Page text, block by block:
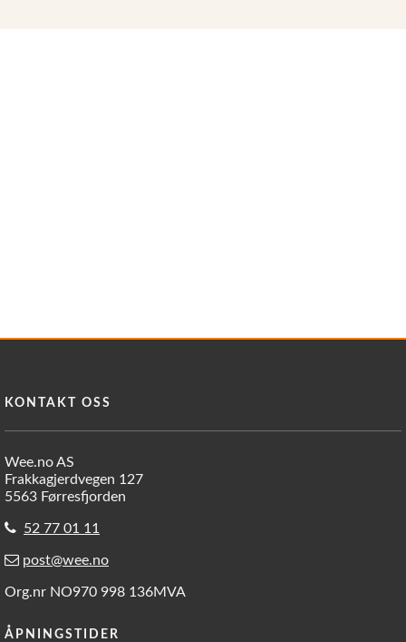
KONTAKT OSS
Wee.no AS
Frakkagjerdvegen 127
5563 Førresfjorden
52 77 01 11
post@wee.no
Org.nr NO970 998 136MVA
ÅPNINGSTIDER